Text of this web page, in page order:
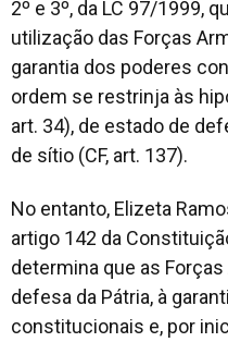
2º e 3º, da LC 97/1999,
utilização das Forças
garantia dos poderes
ordem se restrinja às
art. 34), de estado de
de sítio (CF, art. 137).
No entanto, Elizeta
artigo 142 da
determina que as
defesa da Pátria, à
constitucionais e, por